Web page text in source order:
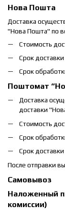
Нова Пошта
Доставка
"Нова Пошта" по
Стоимость
Срок
Срок
Поштомат
Доставка
доставки
Стоимость
Срок
Срок
После отправки
Самовывоз
Наложенный
комиссии)